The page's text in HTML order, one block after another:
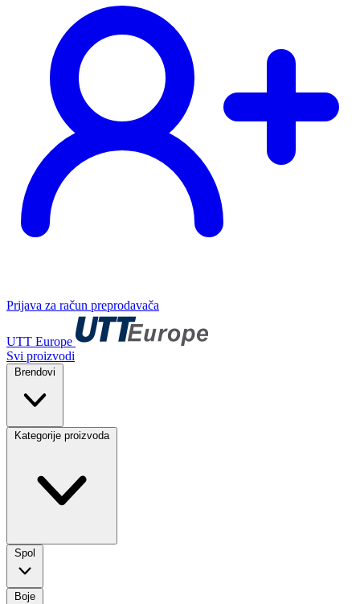
Prijava za račun preprodavača
UTT Europe
Svi proizvodi
Brendovi
Kategorije proizvoda
Spol
Boje